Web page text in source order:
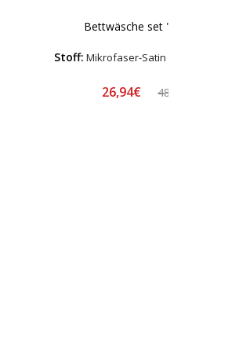
Bettwäsche set "Drizzle"
Stoff: Mikrofaser-Satin –
26,94€ 48,99€